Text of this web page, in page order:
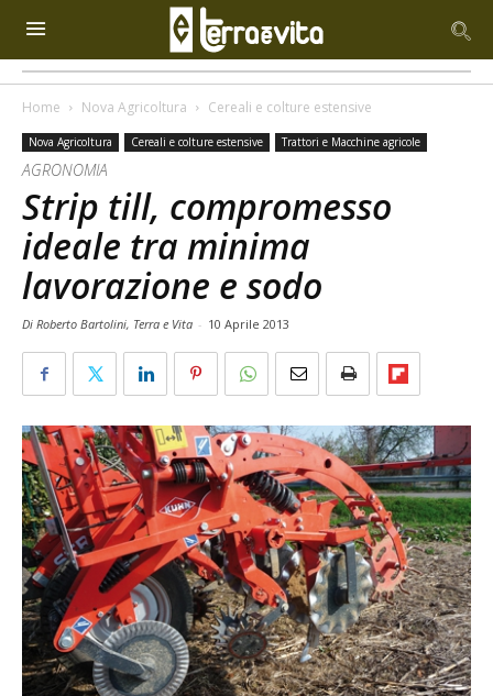
Home Nova Agricoltura Cereali e colture estensive
Nova Agricoltura Cereali e colture estensive Trattori e Macchine agricole
AGRONOMIA
Strip till, compromesso
ideale tra minima
lavorazione e sodo
Di Roberto Bartolini, Terra e Vita - 10 Aprile 2013